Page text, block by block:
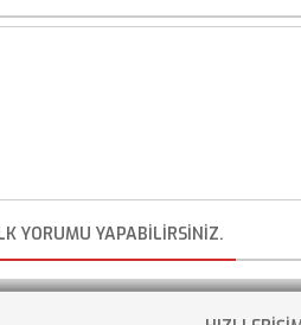
YORUMU YAPABILIRSINIZ.